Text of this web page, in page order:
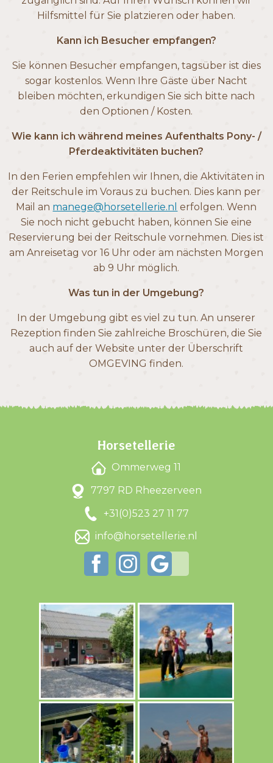
Hilfsmittel für Sie platzieren oder haben.
Kann ich Besucher empfangen?
Sie können Besucher empfangen, tagsüber ist dies
sogar kostenlos. Wenn Ihre Gäste über Nacht
bleiben möchten, erkundigen Sie sich bitte nach
den Optionen / Kosten.
Wie kann ich während meines Aufenthalts Pony- /
Pferdeaktivitäten buchen?
In den Ferien empfehlen wir Ihnen, die Aktivitäten in
der Reitschule im Voraus zu buchen. Dies kann per
Mail an manege@horsetellerie.nl erfolgen. Wenn
Sie noch nicht gebucht haben, können Sie eine
Reservierung bei der Reitschule vornehmen. Dies ist
am Anreisetag vor 16 Uhr oder am nächsten Morgen
ab 9 Uhr möglich.
Was tun in der Umgebung?
In der Umgebung gibt es viel zu tun. An unserer
Rezeption finden Sie zahlreiche Broschüren, die Sie
auch auf der Website unter der Überschrift
OMGEVING finden.
Horsetellerie
Ommerweg 11
7797 RD Rheezerveen
+31(0)523 27 11 77
info@horsetellerie.nl